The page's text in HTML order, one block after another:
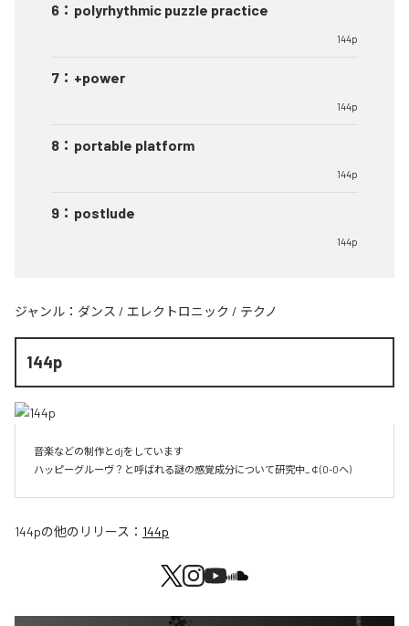
6 ： polyrhythmic puzzle practice
144p
7 ： +power
144p
8 ： portable platform
144p
9 ： postlude
144p
ジャンル： ダンス / エレクトロニック / テクノ
144p
音楽などの制作とdjをしています
ハッピーグルーヴ？と呼ばれる謎の感覚成分について研究中_￠(0-0ヘ)
144pの他のリリース： 144p